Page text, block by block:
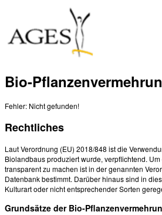
Bio-
Fehler: Nicht gefunden!
Rechtliches
Laut Verordnung (EU) 2018/848 ist die
Biolandbaus produziert wurde, verpflichtend.
transparent zu machen ist in der genannten
Datenbank bestimmt. Darüber hinaus sind in
Kulturart oder nicht entsprechender Sorten
Grundsätze der Bio-